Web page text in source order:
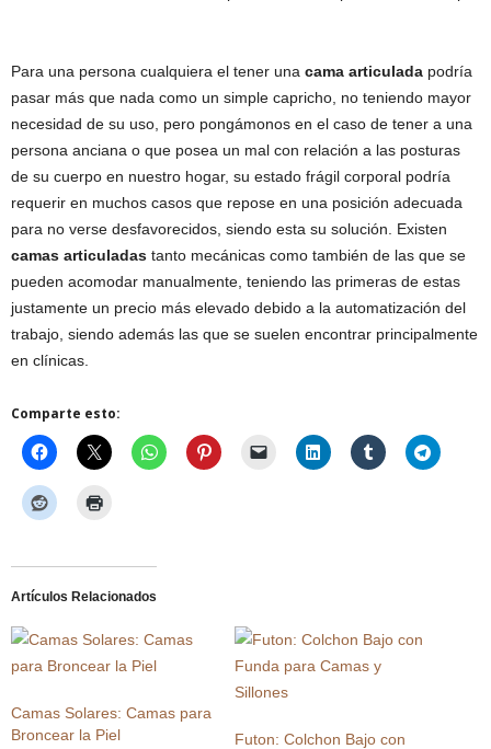
Para una persona cualquiera el tener una cama articulada podría
pasar más que nada como un simple capricho, no teniendo mayor
necesidad de su uso, pero pongámonos en el caso de tener a una
persona anciana o que posea un mal con relación a las posturas
de su cuerpo en nuestro hogar, su estado frágil corporal podría
requerir en muchos casos que repose en una posición adecuada
para no verse desfavorecidos, siendo esta su solución. Existen
camas articuladas tanto mecánicas como también de las que se
pueden acomodar manualmente, teniendo las primeras de estas
justamente un precio más elevado debido a la automatización del
trabajo, siendo además las que se suelen encontrar principalmente
en clínicas.
Comparte esto:
Artículos Relacionados
Camas Solares: Camas para
Broncear la Piel
Futon: Colchon Bajo con